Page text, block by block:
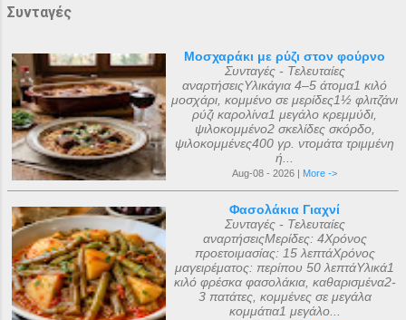
Συνταγές
Μοσχαράκι με ρύζι στον φούρνο
Συνταγές - Τελευταίες
αναρτήσειςΥλικάγια 4–5 άτομα1 κιλό
μοσχάρι, κομμένο σε μερίδες1½ φλιτζάνι
ρύζι καρολίνα1 μεγάλο κρεμμύδι,
ψιλοκομμένο2 σκελίδες σκόρδο,
ψιλοκομμένες400 γρ. ντομάτα τριμμένη
ή...
Aug-08 - 2026 | More ->
Φασολάκια Γιαχνί
Συνταγές - Τελευταίες
αναρτήσειςΜερίδες: 4Χρόνος
προετοιμασίας: 15 λεπτάΧρόνος
μαγειρέματος: περίπου 50 λεπτάΥλικά1
κιλό φρέσκα φασολάκια, καθαρισμένα2-
3 πατάτες, κομμένες σε μεγάλα
κομμάτια1 μεγάλο...